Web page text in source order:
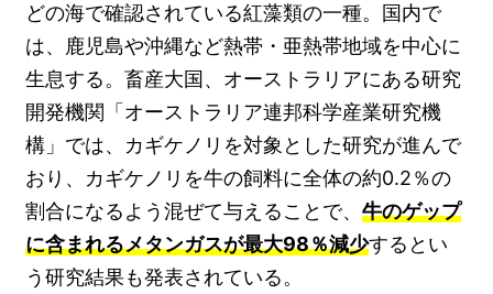
どの海で確認されている紅藻類の一種。国内で
は、鹿児島や沖縄など熱帯・亜熱帯地域を中心に
生息する。畜産大国、オーストラリアにある研究
開発機関「オーストラリア連邦科学産業研究機
構」では、カギケノリを対象とした研究が進んで
おり、カギケノリを牛の飼料に全体の約0.2％の
割合になるよう混ぜて与えることで、牛のゲップ
に含まれるメタンガスが最大98％減少するとい
う研究結果も発表されている。